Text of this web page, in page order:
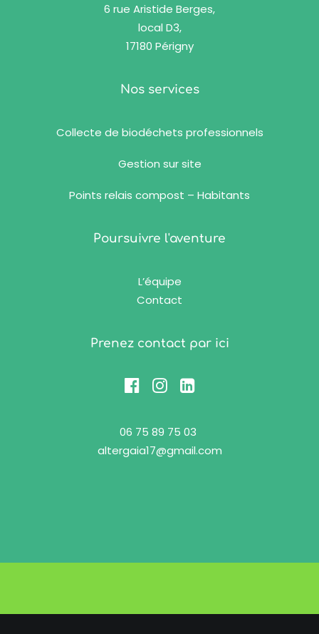
6 rue Aristide Berges,
local D3,
17180 Périgny
Nos services
Collecte de biodéchets professionnels
Gestion sur site
Points relais compost – Habitants
Poursuivre l'aventure
L’équipe
Contact
Prenez contact par ici
06 75 89 75 03
altergaia17@gmail.com